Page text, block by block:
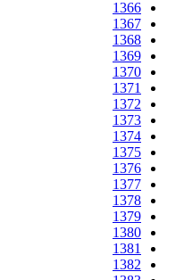
1366
1367
1368
1369
1370
1371
1372
1373
1374
1375
1376
1377
1378
1379
1380
1381
1382